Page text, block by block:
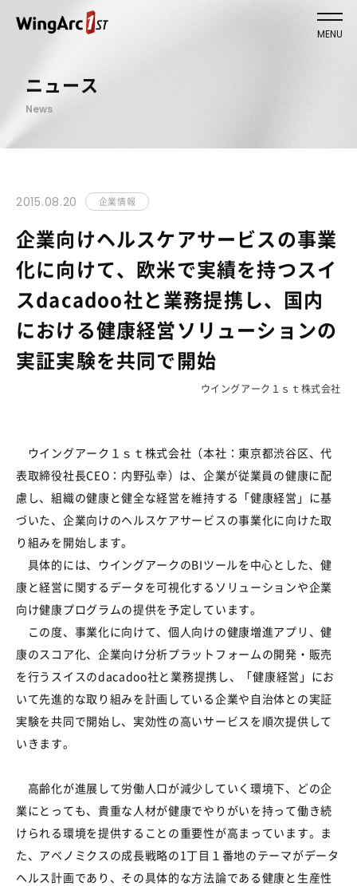
MENU
ニュース
News
2015.08.20 企業情報
企業向けヘルスケアサービスの事業
化に向けて、欧米で実績を持つスイ
スdacadoo社と業務提携し、国内
における健康経営ソリューションの
実証実験を共同で開始
ウイングアーク１ｓｔ株式会社
ウイングアーク１ｓｔ株式会社（本社：東京都渋谷区、代
表取締役社長CEO：内野弘幸）は、企業が従業員の健康に配
慮し、組織の健康と健全な経営を維持する「健康経営」に基
づいた、企業向けのヘルスケアサービスの事業化に向けた取
り組みを開始します。
具体的には、ウイングアークのBIツールを中心とした、健
康と経営に関するデータを可視化するソリューションや企業
向け健康プログラムの提供を予定しています。
この度、事業化に向けて、個人向けの健康増進アプリ、健
康のスコア化、企業向け分析プラットフォームの開発・販売
を行うスイスのdacadoo社と業務提携し、「健康経営」にお
いて先進的な取り組みを計画している企業や自治体との実証
実験を共同で開始し、実効性の高いサービスを順次提供して
いきます。
高齢化が進展して労働人口が減少していく環境下、どの企
業にとっても、貴重な人材が健康でやりがいを持って働き続
けられる環境を提供することの重要性が高まっています。ま
た、アベノミクスの成長戦略の1丁目１番地のテーマがデータ
ヘルス計画であり、その具体的な方法論である健康と生産性